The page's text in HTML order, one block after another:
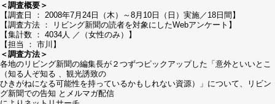
＜調査概要＞
【調査日 ： 2008年7月24日（木）～8月10日（日）実施／18日間】
【調査方法 ： リビング新聞の読者を対象にしたWebアンケート】
【集計数 ： 4034人 ／（女性のみ）】
【担当 ： 市川】
＜調査方法＞
各地のリビング新聞の編集長が２つずつピックアップした「意外といいとこ
（知る人ぞ知る 、観光誘致の
ひきがねになる可能性を持っているかもしれない資源）」について、リビン
グ新聞での告知 とメルマガ配信